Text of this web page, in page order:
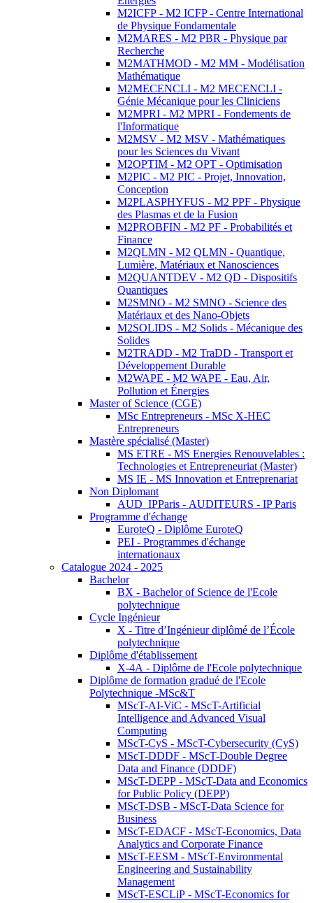
M2ICFP - M2 ICFP - Centre International
de Physique Fondamentale
M2MARES - M2 PBR - Physique par
Recherche
M2MATHMOD - M2 MM - Modélisation
Mathématique
M2MECENCLI - M2 MECENCLI -
Génie Mécanique pour les Cliniciens
M2MPRI - M2 MPRI - Fondements de
l'Informatique
M2MSV - M2 MSV - Mathématiques
pour les Sciences du Vivant
M2OPTIM - M2 OPT - Optimisation
M2PIC - M2 PIC - Projet, Innovation,
Conception
M2PLASPHYFUS - M2 PPF - Physique
des Plasmas et de la Fusion
M2PROBFIN - M2 PF - Probabilités et
Finance
M2QLMN - M2 QLMN - Quantique,
Lumière, Matériaux et Nanosciences
M2QUANTDEV - M2 QD - Dispositifs
Quantiques
M2SMNO - M2 SMNO - Science des
Matériaux et des Nano-Objets
M2SOLIDS - M2 Solids - Mécanique des
Solides
M2TRADD - M2 TraDD - Transport et
Développement Durable
M2WAPE - M2 WAPE - Eau, Air,
Pollution et Énergies
Master of Science (CGE)
MSc Entrepreneurs - MSc X-HEC
Entrepreneurs
Mastère spécialisé (Master)
MS ETRE - MS Energies Renouvelables :
Technologies et Entrepreneuriat (Master)
MS IE - MS Innovation et Entreprenariat
Non Diplomant
AUD_IPParis - AUDITEURS - IP Paris
Programme d'échange
EuroteQ - Diplôme EuroteQ
PEI - Programmes d'échange
internationaux
Catalogue 2024 - 2025
Bachelor
BX - Bachelor of Science de l'Ecole
polytechnique
Cycle Ingénieur
X - Titre d’Ingénieur diplômé de l’École
polytechnique
Diplôme d'établissement
X-4A - Diplôme de l'Ecole polytechnique
Diplôme de formation gradué de l'Ecole
Polytechnique -MSc&T
MScT-AI-ViC - MScT-Artificial
Intelligence and Advanced Visual
Computing
MScT-CyS - MScT-Cybersecurity (CyS)
MScT-DDDF - MScT-Double Degree
Data and Finance (DDDF)
MScT-DEPP - MScT-Data and Economics
for Public Policy (DEPP)
MScT-DSB - MScT-Data Science for
Business
MScT-EDACF - MScT-Economics, Data
Analytics and Corporate Finance
MScT-EESM - MScT-Environmental
Engineering and Sustainability
Management
MScT-ESCLiP - MScT-Economics for